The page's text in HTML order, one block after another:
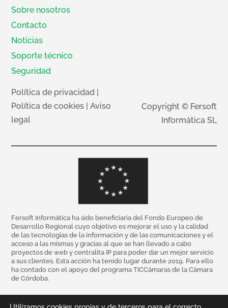
Sobre nosotros
Contacto
Noticias
Soporte técnico
Seguridad
Política de privacidad |
Política de cookies |Aviso
legal
Copyright © Fersoft
Informática SL
Fersoft Informática ha sido beneficiaria del Fondo Europeo de
Desarrollo Regional cuyo objetivo es mejorar el uso y la calidad
de las tecnologías de la información y de las comunicaciones y el
acceso a las mismas y gracias al que se han llevado a cabo
proyectos de web y centralita IP para poder dar un mejor servicio
a sus clientes. Esta acción ha tenido lugar durante 2019. Para ello
ha contado con el apoyo del programa TICCámaras de la Cámara
de Córdoba.